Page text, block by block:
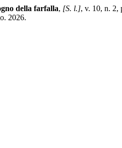
della farfalla, [S. l.], v. 10, n. 2,
2026.